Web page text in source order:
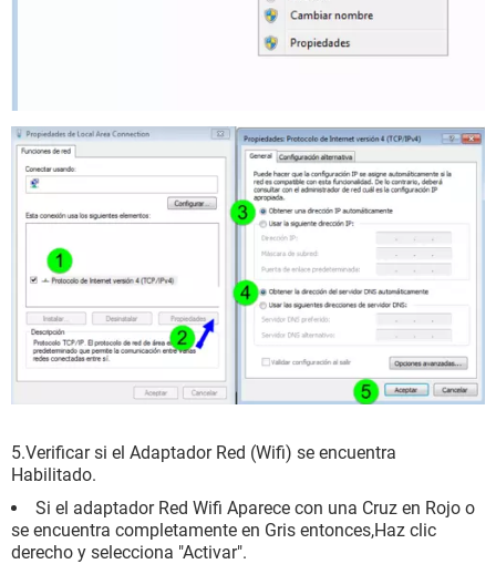
5.Verificar si el Adaptador Red (Wifi) se encuentra
Habilitado.
Si el adaptador Red Wifi Aparece con una Cruz en Rojo o
se encuentra completamente en Gris entonces,Haz clic
derecho y selecciona "Activar".